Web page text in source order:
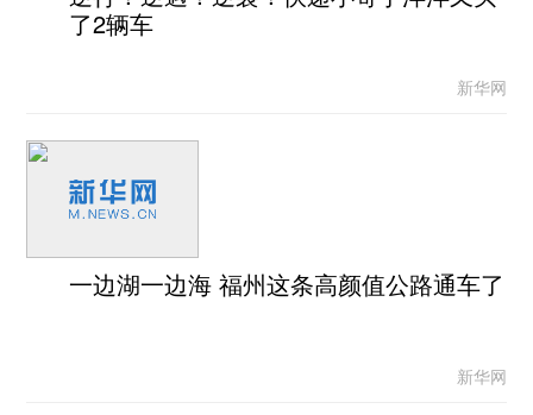
了2辆车
新华网
一边湖一边海 福州这条高颜值公路通车了
新华网